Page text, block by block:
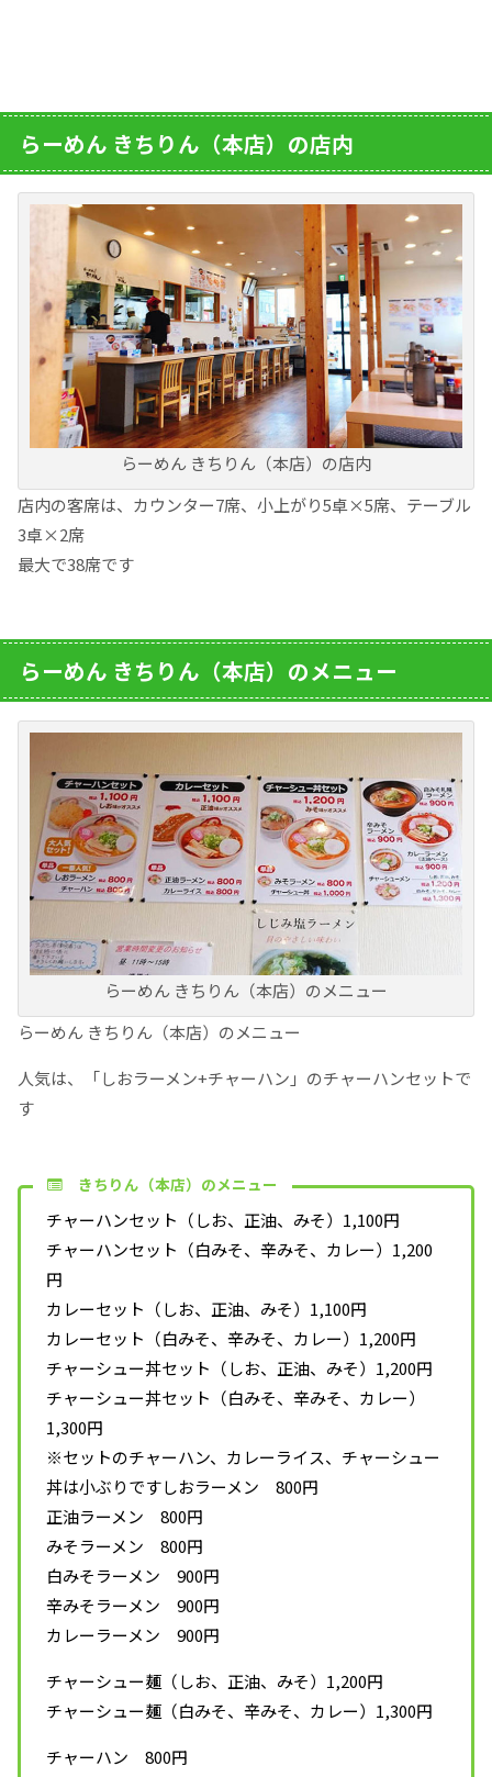
らーめん きちりん（本店）の店内
らーめん きちりん（本店）の店内
店内の客席は、カウンター7席、小上がり5卓×5席、テーブル
3卓×2席
最大で38席です
らーめん きちりん（本店）のメニュー
らーめん きちりん（本店）のメニュー
らーめん きちりん（本店）のメニュー
人気は、「しおラーメン+チャーハン」のチャーハンセットで
す
きちりん（本店）のメニュー
チャーハンセット（しお、正油、みそ）1,100円
チャーハンセット（白みそ、辛みそ、カレー）1,200
円
カレーセット（しお、正油、みそ）1,100円
カレーセット（白みそ、辛みそ、カレー）1,200円
チャーシュー丼セット（しお、正油、みそ）1,200円
チャーシュー丼セット（白みそ、辛みそ、カレー）
1,300円
※セットのチャーハン、カレーライス、チャーシュー
丼は小ぶりですしおラーメン 800円
正油ラーメン 800円
みそラーメン 800円
白みそラーメン 900円
辛みそラーメン 900円
カレーラーメン 900円
チャーシュー麺（しお、正油、みそ）1,200円
チャーシュー麺（白みそ、辛みそ、カレー）1,300円
チャーハン 800円